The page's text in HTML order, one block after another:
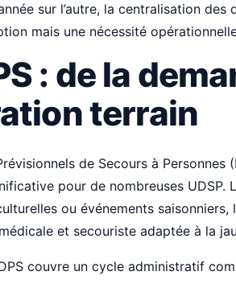
sur l’autre, la centralisation
mais une nécessité
: de la
terrain
de Secours à Personnes
pour de nombreuses
ou événements
et secouriste adaptée à la
couvre un cycle administratif